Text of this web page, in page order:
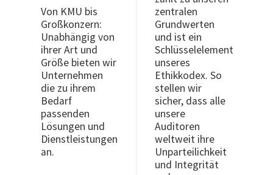
Von KMU bis
Großkonzern:
Unabhängig von
ihrer Art und
Größe bieten wir
Unternehmen
die zu ihrem
Bedarf
passenden
Lösungen und
Dienstleistungen
an.
zentralen
Grundwerten
und ist ein
Schlüsselelement
unseres
Ethikkodex. So
stellen wir
sicher, dass alle
unsere
Auditoren
weltweit ihre
Unparteilichkeit
und Integrität